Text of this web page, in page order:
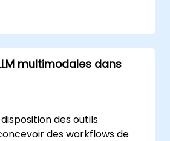
pour des cas d’usage
multimodales dans
des outils
des workflows de